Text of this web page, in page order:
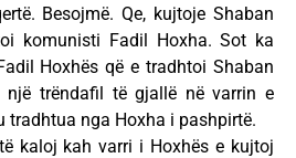
Besojmë. Qe, kujtoje Shaban
komunisti Fadil Hoxha. Sot ka
Hoxhës që e tradhtoi Shaban
një trëndafil të gjallë në varrin e
tradhtua nga Hoxha i pashpirtë.
kaloj kah varri i Hoxhës e kujtoj